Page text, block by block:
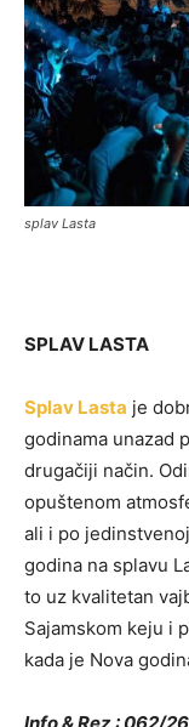
splav Lasta
SPLAV LASTA
Splav Lasta je
godinama unazad
drugačiji način.
opuštenom
ali i po
godina na splavu
to uz kvalitetan
Sajamskom keju i
kada je Nova